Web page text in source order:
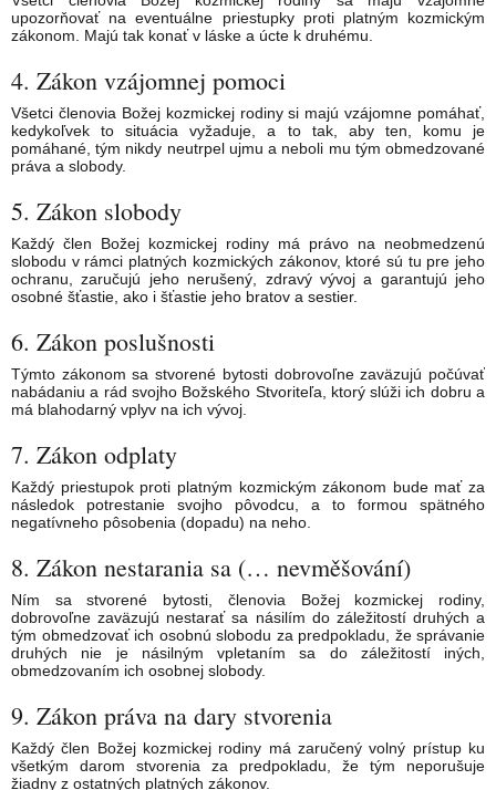
upozorňovať na eventuálne priestupky proti platným kozmickým
zákonom. Majú tak konať v láske a úcte k druhému.
4. Zákon vzájomnej pomoci
Všetci členovia Božej kozmickej rodiny si majú vzájomne pomáhať,
kedykoľvek to situácia vyžaduje, a to tak, aby ten, komu je
pomáhané, tým nikdy neutrpel ujmu a neboli mu tým obmedzované
práva a slobody.
5. Zákon slobody
Každý člen Božej kozmickej rodiny má právo na neobmedzenú
slobodu v rámci platných kozmických zákonov, ktoré sú tu pre jeho
ochranu, zaručujú jeho nerušený, zdravý vývoj a garantujú jeho
osobné šťastie, ako i šťastie jeho bratov a sestier.
6. Zákon poslušnosti
Týmto zákonom sa stvorené bytosti dobrovoľne zaväzujú počúvať
nabádaniu a rád svojho Božského Stvoriteľa, ktorý slúži ich dobru a
má blahodarný vplyv na ich vývoj.
7. Zákon odplaty
Každý priestupok proti platným kozmickým zákonom bude mať za
následok potrestanie svojho pôvodcu, a to formou spätného
negatívneho pôsobenia (dopadu) na neho.
8. Zákon nestarania sa (… nevměšování)
Ním sa stvorené bytosti, členovia Božej kozmickej rodiny,
dobrovoľne zaväzujú nestarať sa násilím do záležitostí druhých a
tým obmedzovať ich osobnú slobodu za predpokladu, že správanie
druhých nie je násilným vpletaním sa do záležitostí iných,
obmedzovaním ich osobnej slobody.
9. Zákon práva na dary stvorenia
Každý člen Božej kozmickej rodiny má zaručený volný prístup ku
všetkým darom stvorenia za predpokladu, že tým neporušuje
žiadny z ostatných platných zákonov.